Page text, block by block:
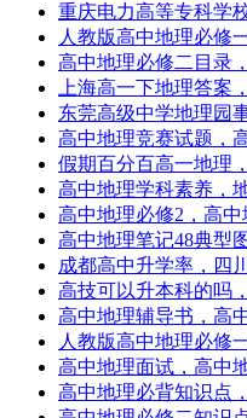
重庆电力高等专科学
人教版高中地理必修
高中地理必修二目录
上海高一下地理答案
东莞高级中学地理园
高中地理竞赛试题，
假期百分百高一地理
高中地理学科素养，
高中地理必修2，高
高中地理笔记48典型
成都高中升学率，四
高技可以升本科的吗
高中地理辅导书，高
人教版高中地理必修
高中地理面试，高中
高中地理必背知识点